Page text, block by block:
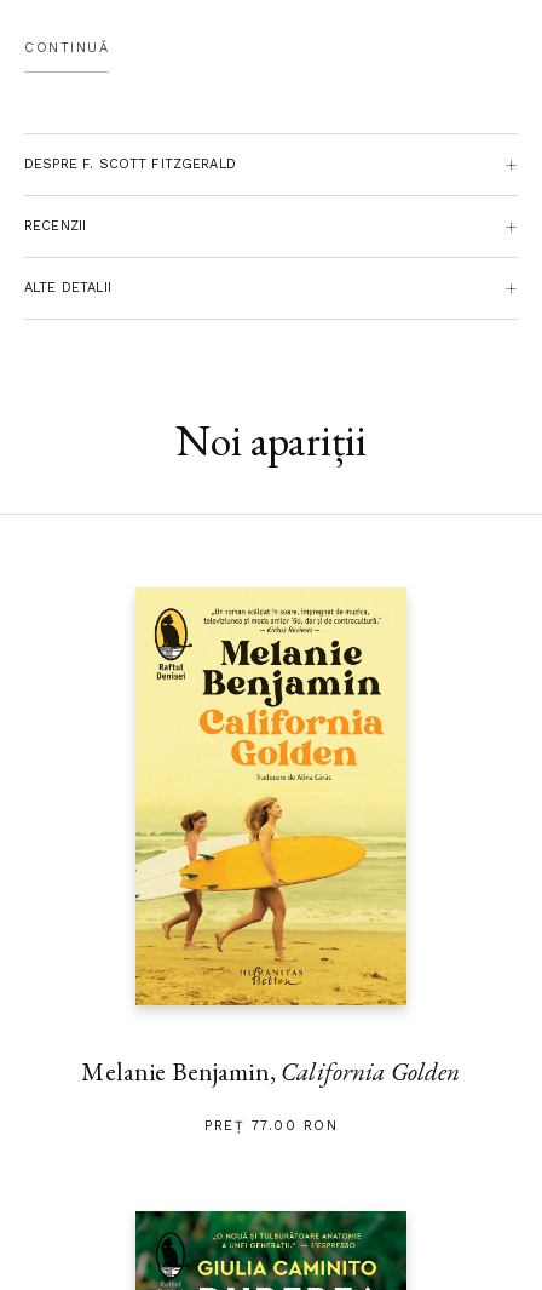
BBC a lansat o miniserie cu Peter Strauss şi Mary Steenburgen.
În 1995, The Fountain Theatre din Los Angeles a dramatizat
personalitate magnetică, căsătorit cu fosta sa pacientă, Nicole,
fermecătoare, bogată, dar cu un grav dezechilibru emoţional.
Rosemary, o tânără actriţă fascinată de Nicole şi îndrăgostită
iremediabil de soţul acesteia, se avântă în noua idilă orbeşte, cu
intensitate, la fel cum vânează roluri care să-i aducă celebritatea
CONTINUĂ
DESPRE F. SCOTT FITZGERALD
RECENZII
ALTE DETALII
Noi apariții
Melanie Benjamin, California Golden
PREȚ 77.00 RON